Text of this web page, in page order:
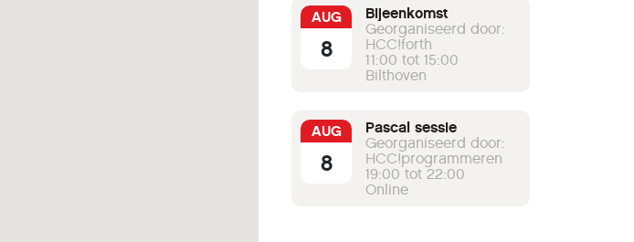
AUG
8
Bijeenkomst
Georganiseerd door:
HCC!forth
11:00 tot 15:00
Bilthoven
AUG
8
Pascal sessie
Georganiseerd door:
HCC!programmeren
19:00 tot 22:00
Online